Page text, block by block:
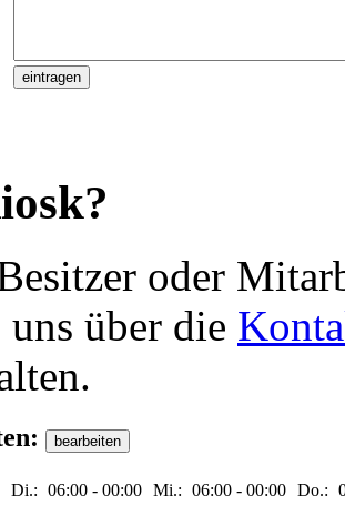
oder
uns über die
Di.: 06:00 - 00:00 Mi.: 06:00 - 00:00 Do.: